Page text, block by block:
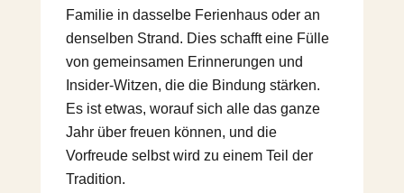
Familie in dasselbe Ferienhaus oder an
denselben Strand. Dies schafft eine Fülle
von gemeinsamen Erinnerungen und
Insider-Witzen, die die Bindung stärken.
Es ist etwas, worauf sich alle das ganze
Jahr über freuen können, und die
Vorfreude selbst wird zu einem Teil der
Tradition.